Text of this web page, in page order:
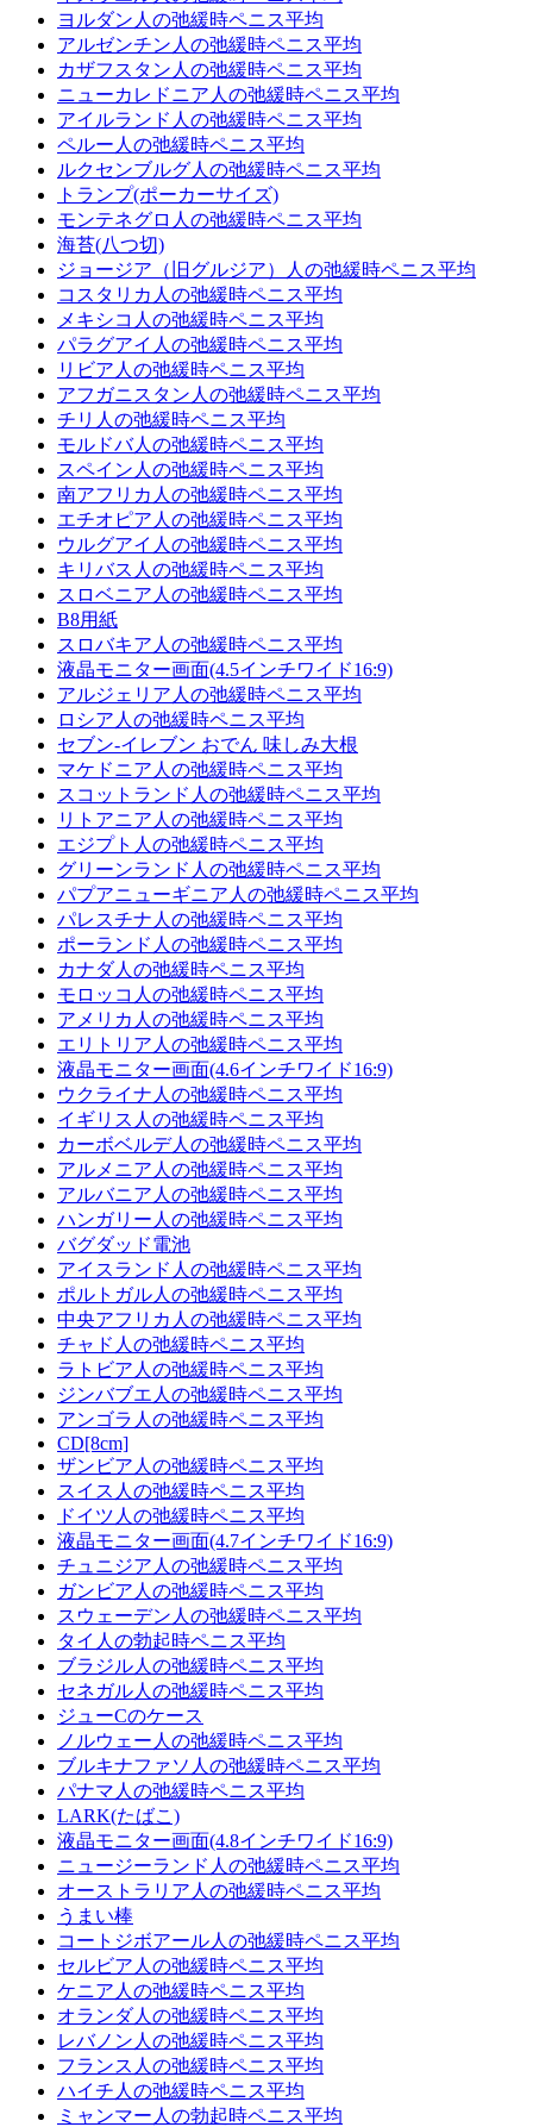
ヨルダン人の弛緩時ペニス平均
アルゼンチン人の弛緩時ペニス平均
カザフスタン人の弛緩時ペニス平均
ニューカレドニア人の弛緩時ペニス平均
アイルランド人の弛緩時ペニス平均
ペルー人の弛緩時ペニス平均
ルクセンブルグ人の弛緩時ペニス平均
トランプ(ポーカーサイズ)
モンテネグロ人の弛緩時ペニス平均
海苔(八つ切)
ジョージア（旧グルジア）人の弛緩時ペニス平均
コスタリカ人の弛緩時ペニス平均
メキシコ人の弛緩時ペニス平均
パラグアイ人の弛緩時ペニス平均
リビア人の弛緩時ペニス平均
アフガニスタン人の弛緩時ペニス平均
チリ人の弛緩時ペニス平均
モルドバ人の弛緩時ペニス平均
スペイン人の弛緩時ペニス平均
南アフリカ人の弛緩時ペニス平均
エチオピア人の弛緩時ペニス平均
ウルグアイ人の弛緩時ペニス平均
キリバス人の弛緩時ペニス平均
スロベニア人の弛緩時ペニス平均
B8用紙
スロバキア人の弛緩時ペニス平均
液晶モニター画面(4.5インチワイド16:9)
アルジェリア人の弛緩時ペニス平均
ロシア人の弛緩時ペニス平均
セブン-イレブン おでん 味しみ大根
マケドニア人の弛緩時ペニス平均
スコットランド人の弛緩時ペニス平均
リトアニア人の弛緩時ペニス平均
エジプト人の弛緩時ペニス平均
グリーンランド人の弛緩時ペニス平均
パプアニューギニア人の弛緩時ペニス平均
パレスチナ人の弛緩時ペニス平均
ポーランド人の弛緩時ペニス平均
カナダ人の弛緩時ペニス平均
モロッコ人の弛緩時ペニス平均
アメリカ人の弛緩時ペニス平均
エリトリア人の弛緩時ペニス平均
液晶モニター画面(4.6インチワイド16:9)
ウクライナ人の弛緩時ペニス平均
イギリス人の弛緩時ペニス平均
カーボベルデ人の弛緩時ペニス平均
アルメニア人の弛緩時ペニス平均
アルバニア人の弛緩時ペニス平均
ハンガリー人の弛緩時ペニス平均
バグダッド電池
アイスランド人の弛緩時ペニス平均
ポルトガル人の弛緩時ペニス平均
中央アフリカ人の弛緩時ペニス平均
チャド人の弛緩時ペニス平均
ラトビア人の弛緩時ペニス平均
ジンバブエ人の弛緩時ペニス平均
アンゴラ人の弛緩時ペニス平均
CD[8cm]
ザンビア人の弛緩時ペニス平均
スイス人の弛緩時ペニス平均
ドイツ人の弛緩時ペニス平均
液晶モニター画面(4.7インチワイド16:9)
チュニジア人の弛緩時ペニス平均
ガンビア人の弛緩時ペニス平均
スウェーデン人の弛緩時ペニス平均
タイ人の勃起時ペニス平均
ブラジル人の弛緩時ペニス平均
セネガル人の弛緩時ペニス平均
ジューCのケース
ノルウェー人の弛緩時ペニス平均
ブルキナファソ人の弛緩時ペニス平均
パナマ人の弛緩時ペニス平均
LARK(たばこ)
液晶モニター画面(4.8インチワイド16:9)
ニュージーランド人の弛緩時ペニス平均
オーストラリア人の弛緩時ペニス平均
うまい棒
コー​​トジボアール人の弛緩時ペニス平均
セルビア人の弛緩時ペニス平均
ケニア人の弛緩時ペニス平均
オランダ人の弛緩時ペニス平均
レバノン人の弛緩時ペニス平均
フランス人の弛緩時ペニス平均
ハイチ人の弛緩時ペニス平均
ミャンマー人の勃起時ペニス平均